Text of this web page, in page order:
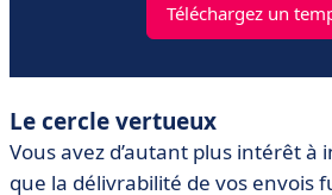
Téléchargez un
Le cercle vertueux
Vous avez d’autant plus intérêt à
que la délivrabilité de vos envois